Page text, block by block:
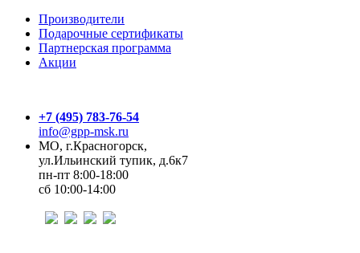
Производители
Подарочные сертификаты
Партнерская программа
Акции
+7 (495) 783-76-54
info@gpp-msk.ru
МО, г.Красногорск,
ул.Ильинский тупик, д.6к7
пн-пт 8:00-18:00
сб 10:00-14:00